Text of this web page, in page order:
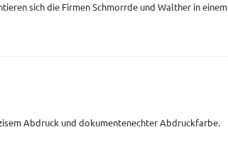
sich die Firmen Schmorrde und Walther in einem
Abdruck und dokumentenechter Abdruckfarbe.